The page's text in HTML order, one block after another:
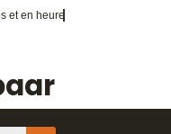
et en heure